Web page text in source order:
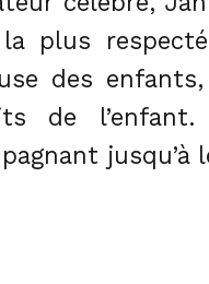
plus
des
de